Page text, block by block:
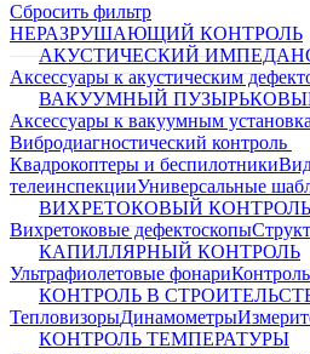
Сбросить фильтр
НЕРАЗРУШАЮЩИЙ КОНТРОЛЬ
АКУСТИЧЕСКИЙ
Аксессуары к акустическим
ВАКУУМНЫЙ
Аксессуары к вакуумным
Вибродиагностический контроль
Квадрокоптеры и беспилотники
телеинспекцииУниверсальные
ВИХРЕТОКОВЫЙ КОНТРОЛЬ
Вихретоковые дефектоскопы
КАПИЛЛЯРНЫЙ КОНТРОЛЬ
Ультрафиолетовые фонари
КОНТРОЛЬ В
ТепловизорыДинамометры
КОНТРОЛЬ ТЕМПЕРАТУРЫ